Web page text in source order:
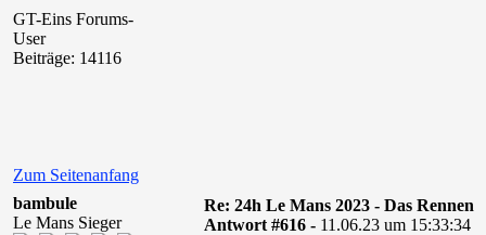
GT-Eins Forums-
User
Beiträge: 14116
Zum Seitenanfang
bambule
Le Mans Sieger
Re: 24h Le Mans 2023 - Das Rennen
Antwort #616 - 11.06.23 um 15:33:34